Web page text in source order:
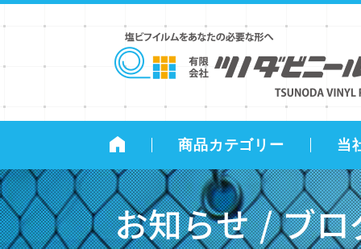
商品カテゴリー 当
お知らせ / ブロ